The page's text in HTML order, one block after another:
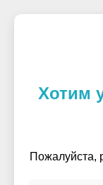
Хотим
Пожалуйста,